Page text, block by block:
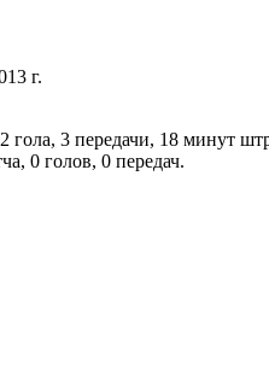
г.
гола, 3 передачи, 18 минут
0 голов, 0 передач.